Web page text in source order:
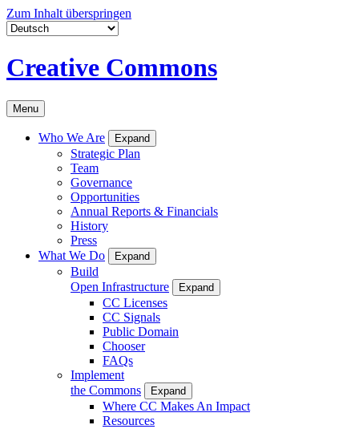
Zum Inhalt überspringen
Creative Commons
Menu
Who We Are Expand
Strategic Plan
Team
Governance
Opportunities
Annual Reports & Financials
History
Press
What We Do
Expand
Build
Open Infrastructure
Expand
CC Licenses
CC Signals
Public Domain
Chooser
FAQs
Implement
the Commons
Expand
Where CC Makes An Impact
Resources